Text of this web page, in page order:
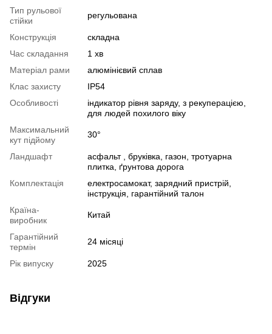
Тип рульової
стійки
регульована
Конструкція
складна
Час складання
1 хв
Матеріал рами
алюмінієвий сплав
Клас захисту
IP54
Особливості
індикатор рівня заряду, з рекуперацією,
для людей похилого віку
Максимальний
кут підйому
30°
Ландшафт
асфальт , бруківка, газон, тротуарна
плитка, ґрунтова дорога
Комплектація
електросамокат, зарядний пристрій,
інструкція, гарантійний талон
Країна-
виробник
Китай
Гарантійний
термін
24 місяці
Рік випуску 2025
Відгуки